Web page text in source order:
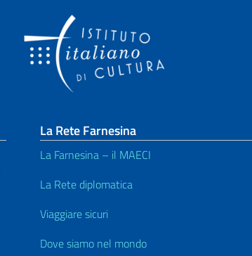
La Rete Farnesina
La Farnesina – il MAECI
La Rete diplomatica
Viaggiare sicuri
Dove siamo nel mondo